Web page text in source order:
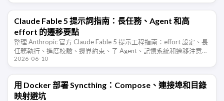
Claude Fable 5 提示詞指南：長任務、Agent 和高
effort 的遷移要點
整理 Anthropic 官方 Claude Fable 5 提示工程指南：effort 設定、長
任務執行、進度校驗、邊界約束、子 Agent、記憶系統和遷移注意事
項。
2026-06-10
用 Docker 部署 Syncthing：Compose、連接埠和目錄
映射避坑